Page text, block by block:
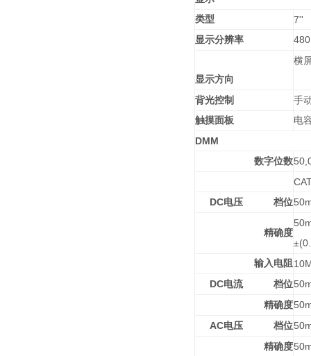
类型
7''
显示分辨率
显示方向
横
背光控制
手
触摸面板
电
DMM
数字位数
DC电压 档位
精确度
输入电阻
DC电流 档位
精确度
AC电压 档位
精确度